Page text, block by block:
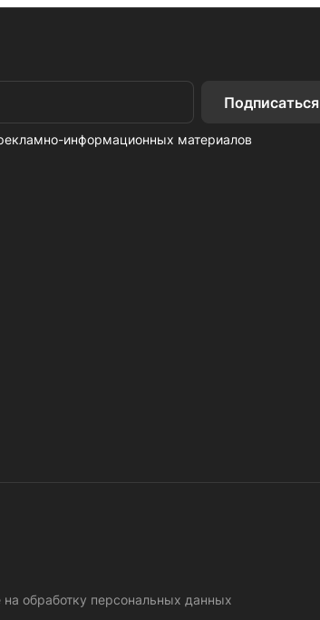
Подписаться
информационных материалов
на обработку персональных данных